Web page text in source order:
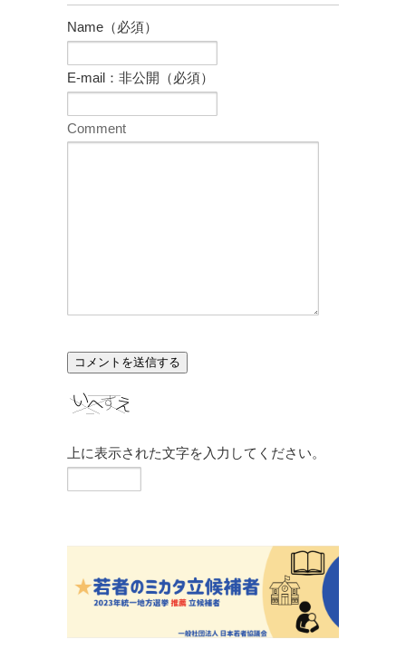
Name（必須）
E-mail：非公開（必須）
Comment
上に表示された文字を入力してください。